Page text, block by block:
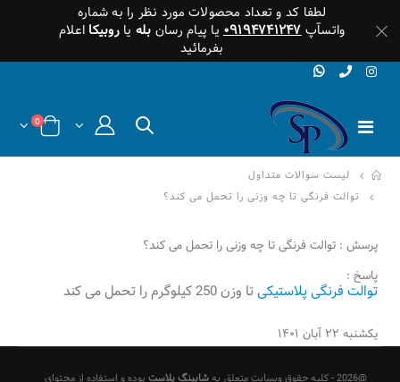
لطفا کد و تعداد محصولات مورد نظر را به شماره
واتسآپ۰۹۱۹۴۷۴۱۲۴۷ یا پیام رسان بله یاروبیکا اعلام
بفرمائید
0
لیست سوالات متداول
توالت فرنگی تا چه وزنی را تحمل می کند؟
پرسش : توالت فرنگی تا چه وزنی را تحمل می کند؟
پاسخ :
توالت فرنگی پلاستیکیتا وزن 250 کیلوگرم را تحمل می کند
یکشنبه ۲۲ آبان ۱۴۰۱
@2026 - کلیه حقوق وبسایت متعلق به شاپینگ پلاست بوده و استفاده از محتوای